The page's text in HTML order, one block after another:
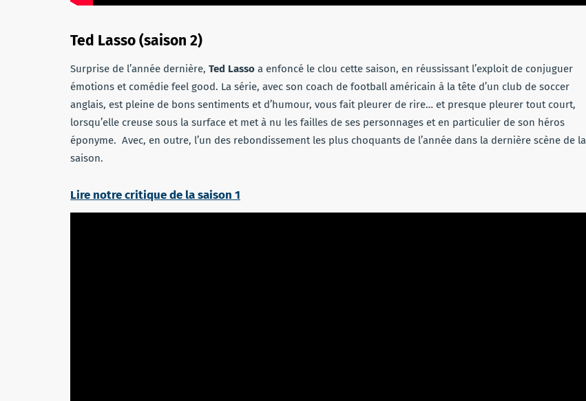
Ted Lasso (saison 2)
Surprise de l’année dernière, Ted Lasso a enfoncé le clou cette saison, en réussissant l’exploit de conjuguer
émotions et comédie feel good. La série, avec son coach de football américain à la tête d’un club de soccer
anglais, est pleine de bons sentiments et d’humour, vous fait pleurer de rire… et presque pleurer tout court,
lorsqu’elle creuse sous la surface et met à nu les failles de ses personnages et en particulier de son héros
éponyme. Avec, en outre, l’un des rebondissement les plus choquants de l’année dans la dernière scène de la
saison.
Lire notre critique de la saison 1